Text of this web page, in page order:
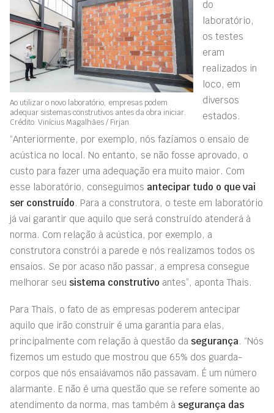
Ao utilizar o novo laboratório, empresas podem
adequar sistemas construtivos antes da obra iniciar.
Crédito: Vinícius Magalhães / Firjan.
do
laboratório,
os testes
eram
realizados in
loco, em
diversos
estados.
“Anteriormente, por exemplo, nós fazíamos o ensaio de
acústica no local. No entanto, se não fosse aprovado, o
custo para fazer uma adequação era muito maior. Com
esse laboratório, conseguimos antecipar tudo o que vai
ser construído. Para a construtora, o teste em laboratório
já vai garantir que aquilo que será construído atenderá à
norma. Com relação à acústica, por exemplo, a
construtora constrói a parede e nós realizamos todos os
ensaios. Se por acaso não passar, a empresa consegue
melhorar seu sistema construtivo antes”, aponta Thais.
Para Thais, o fato de as empresas poderem antecipar
aquilo que irão construir é uma garantia para elas,
principalmente com relação à questão da segurança. “Nós
fizemos um estudo que mostrou que 65% dos guarda-
corpos que nós ensaiávamos não passavam. É um número
alarmante. E não é uma questão que se refere somente ao
atendimento da norma, mas também à segurança das